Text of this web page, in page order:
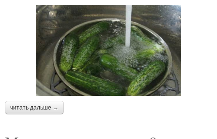
читать дальше →